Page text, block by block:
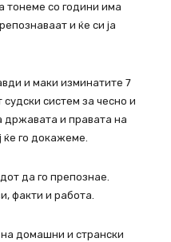
тонеме со години има
и ќе си ја
и маки изминатите 7
судски систем за чесно и
и правата на
ќе го докажеме.
да го препознае.
факти и работа.
домашни и странски